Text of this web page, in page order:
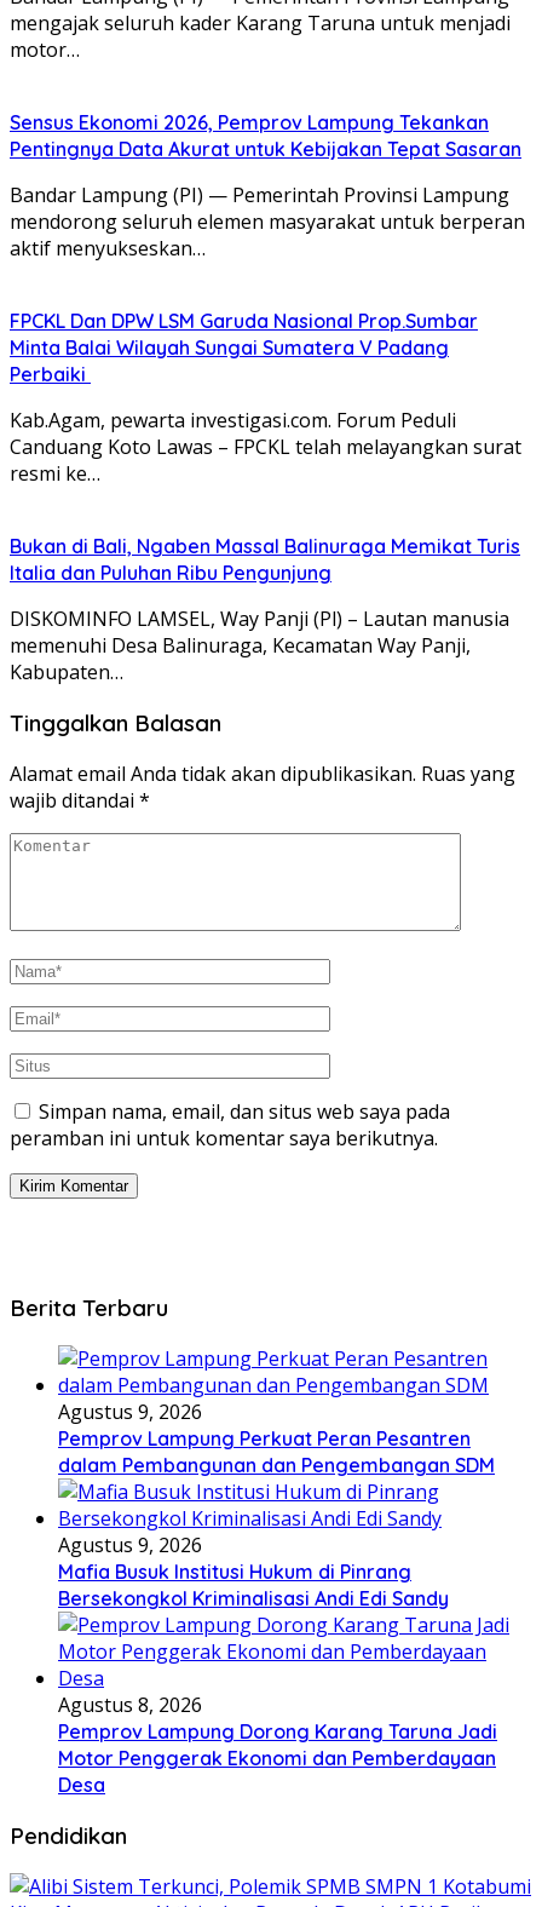
mengajak seluruh kader Karang Taruna untuk menjadi
motor…
Sensus Ekonomi 2026, Pemprov Lampung Tekankan
Pentingnya Data Akurat untuk Kebijakan Tepat Sasaran
Bandar Lampung (PI) — Pemerintah Provinsi Lampung
mendorong seluruh elemen masyarakat untuk berperan
aktif menyukseskan…
FPCKL Dan DPW LSM Garuda Nasional Prop.Sumbar
Minta Balai Wilayah Sungai Sumatera V Padang
Perbaiki
Kab.Agam, pewarta investigasi.com. Forum Peduli
Canduang Koto Lawas – FPCKL telah melayangkan surat
resmi ke…
Bukan di Bali, Ngaben Massal Balinuraga Memikat Turis
Italia dan Puluhan Ribu Pengunjung
DISKOMINFO LAMSEL, Way Panji (Pl) – Lautan manusia
memenuhi Desa Balinuraga, Kecamatan Way Panji,
Kabupaten…
Tinggalkan Balasan
Alamat email Anda tidak akan dipublikasikan. Ruas yang
wajib ditandai *
Simpan nama, email, dan situs web saya pada
peramban ini untuk komentar saya berikutnya.
Berita Terbaru
Agustus 9, 2026
Pemprov Lampung Perkuat Peran Pesantren
dalam Pembangunan dan Pengembangan SDM
Agustus 9, 2026
Mafia Busuk Institusi Hukum di Pinrang
Bersekongkol Kriminalisasi Andi Edi Sandy
Agustus 8, 2026
Pemprov Lampung Dorong Karang Taruna Jadi
Motor Penggerak Ekonomi dan Pemberdayaan
Desa
Pendidikan